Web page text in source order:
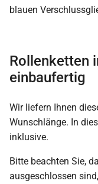
Rollenketten
einbaufertig
Wir liefern Ihnen
Wunschlänge. In
inklusive.
Bitte beachten Sie,
ausgeschlossen